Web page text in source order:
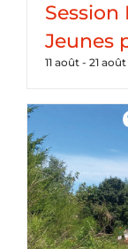
Session
Jeunes
11 août - 21 août